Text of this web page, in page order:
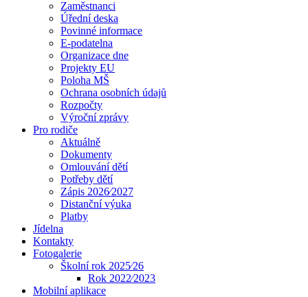
Zaměstnanci
Úřední deska
Povinné informace
E-podatelna
Organizace dne
Projekty EU
Poloha MŠ
Ochrana osobních údajů
Rozpočty
Výroční zprávy
Pro rodiče
Aktuálně
Dokumenty
Omlouvání dětí
Potřeby dětí
Zápis 2026⁄2027
Distanční výuka
Platby
Jídelna
Kontakty
Fotogalerie
Školní rok 2025⁄26
Rok 2022⁄2023
Mobilní aplikace